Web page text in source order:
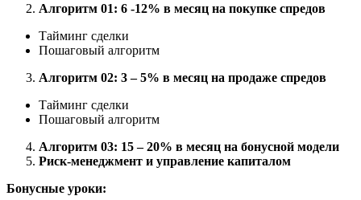
Алгоритм 01: 6 -12% в месяц на покупке спредов
Тайминг сделки
Пошаговый алгоритм
Алгоритм 02: 3 – 5% в месяц на продаже спредов
Тайминг сделки
Пошаговый алгоритм
Алгоритм 03: 15 – 20% в месяц на бонусной модели
Риск-менеджмент и управление капиталом
Бонусные уроки: